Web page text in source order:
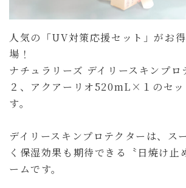
人気の「UV対策応援セット」がお
場！
ナチュラリーズ デイリースキンプ
２、アクアーリオ520mL×１のセッ
す。
デイリースキンプロテクターは、ス
く保湿効果も期待できる〝日焼け止
ームです。